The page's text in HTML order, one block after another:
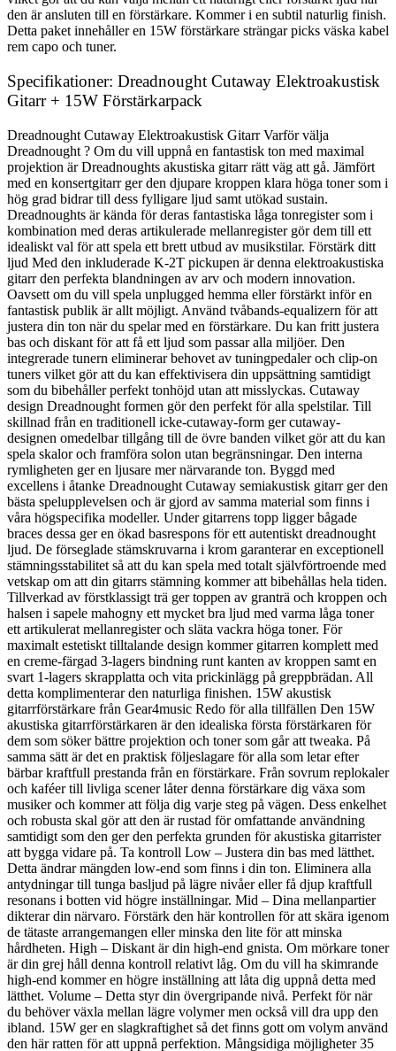
den är ansluten till en förstärkare. Kommer i en subtil naturlig finish.
Detta paket innehåller en 15W förstärkare strängar picks väska kabel
rem capo och tuner.
Specifikationer: Dreadnought Cutaway Elektroakustisk
Gitarr + 15W Förstärkarpack
Dreadnought Cutaway Elektroakustisk Gitarr Varför välja
Dreadnought ? Om du vill uppnå en fantastisk ton med maximal
projektion är Dreadnoughts akustiska gitarr rätt väg att gå. Jämfört
med en konsertgitarr ger den djupare kroppen klara höga toner som i
hög grad bidrar till dess fylligare ljud samt utökad sustain.
Dreadnoughts är kända för deras fantastiska låga tonregister som i
kombination med deras artikulerade mellanregister gör dem till ett
idealiskt val för att spela ett brett utbud av musikstilar. Förstärk ditt
ljud Med den inkluderade K-2T pickupen är denna elektroakustiska
gitarr den perfekta blandningen av arv och modern innovation.
Oavsett om du vill spela unplugged hemma eller förstärkt inför en
fantastisk publik är allt möjligt. Använd tvåbands-equalizern för att
justera din ton när du spelar med en förstärkare. Du kan fritt justera
bas och diskant för att få ett ljud som passar alla miljöer. Den
integrerade tunern eliminerar behovet av tuningpedaler och clip-on
tuners vilket gör att du kan effektivisera din uppsättning samtidigt
som du bibehåller perfekt tonhöjd utan att misslyckas. Cutaway
design Dreadnought formen gör den perfekt för alla spelstilar. Till
skillnad från en traditionell icke-cutaway-form ger cutaway-
designen omedelbar tillgång till de övre banden vilket gör att du kan
spela skalor och framföra solon utan begränsningar. Den interna
rymligheten ger en ljusare mer närvarande ton. Byggd med
excellens i åtanke Dreadnought Cutaway semiakustisk gitarr ger den
bästa spelupplevelsen och är gjord av samma material som finns i
våra högspecifika modeller. Under gitarrens topp ligger bågade
braces dessa ger en ökad basrespons för ett autentiskt dreadnought
ljud. De förseglade stämskruvarna i krom garanterar en exceptionell
stämningsstabilitet så att du kan spela med totalt självförtroende med
vetskap om att din gitarrs stämning kommer att bibehållas hela tiden.
Tillverkad av förstklassigt trä ger toppen av granträ och kroppen och
halsen i sapele mahogny ett mycket bra ljud med varma låga toner
ett artikulerat mellanregister och släta vackra höga toner. För
maximalt estetiskt tilltalande design kommer gitarren komplett med
en creme-färgad 3-lagers bindning runt kanten av kroppen samt en
svart 1-lagers skrapplatta och vita prickinlägg på greppbrädan. All
detta komplimenterar den naturliga finishen. 15W akustisk
gitarrförstärkare från Gear4music Redo för alla tillfällen Den 15W
akustiska gitarrförstärkaren är den idealiska första förstärkaren för
dem som söker bättre projektion och toner som går att tweaka. På
samma sätt är det en praktisk följeslagare för alla som letar efter
bärbar kraftfull prestanda från en förstärkare. Från sovrum replokaler
och kaféer till livliga scener låter denna förstärkare dig växa som
musiker och kommer att följa dig varje steg på vägen. Dess enkelhet
och robusta skal gör att den är rustad för omfattande användning
samtidigt som den ger den perfekta grunden för akustiska gitarrister
att bygga vidare på. Ta kontroll Low – Justera din bas med lätthet.
Detta ändrar mängden low-end som finns i din ton. Eliminera alla
antydningar till tunga basljud på lägre nivåer eller få djup kraftfull
resonans i botten vid högre inställningar. Mid – Dina mellanpartier
dikterar din närvaro. Förstärk den här kontrollen för att skära igenom
de tätaste arrangemangen eller minska den lite för att minska
hårdheten. High – Diskant är din high-end gnista. Om mörkare toner
är din grej håll denna kontroll relativt låg. Om du vill ha skimrande
high-end kommer en högre inställning att låta dig uppnå detta med
lätthet. Volume – Detta styr din övergripande nivå. Perfekt för när
du behöver växla mellan lägre volymer men också vill dra upp den
ibland. 15W ger en slagkraftighet så det finns gott om volym använd
den här ratten för att uppnå perfektion. Mångsidiga möjligheter 35